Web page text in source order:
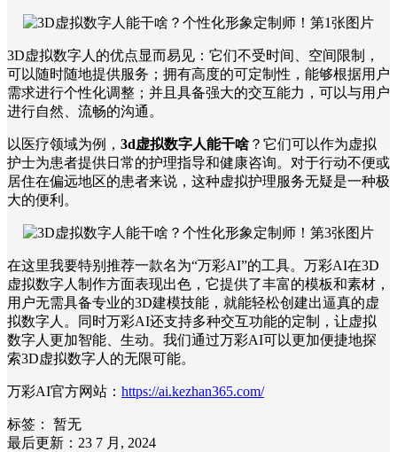
3D虚拟数字人的优点显而易见：它们不受时间、空间限制，
可以随时随地提供服务；拥有高度的可定制性，能够根据用户
需求进行个性化调整；并且具备强大的交互能力，可以与用户
进行自然、流畅的沟通。
以医疗领域为例， 3d虚拟数字人能干啥？它们可以作为虚拟
护士为患者提供日常的护理指导和健康咨询。对于行动不便或
居住在偏远地区的患者来说，这种虚拟护理服务无疑是一种极
大的便利。
在这里我要特别推荐一款名为“万彩AI”的工具。万彩AI在3D
虚拟数字人制作方面表现出色，它提供了丰富的模板和素材，
用户无需具备专业的3D建模技能，就能轻松创建出逼真的虚
拟数字人。同时万彩AI还支持多种交互功能的定制，让虚拟
数字人更加智能、生动。我们通过万彩AI可以更加便捷地探
索3D虚拟数字人的无限可能。
万彩AI官方网站： https://ai.kezhan365.com/
标签：
暂无
最后更新：23 7 月, 2024